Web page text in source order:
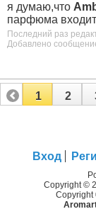
я думаю,что
парфюма
Последний раз
Добавлено
1 2
Вход
Copyright ©
Copyright